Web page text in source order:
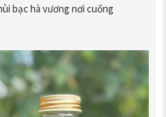
bạc hà vương nơi cuống